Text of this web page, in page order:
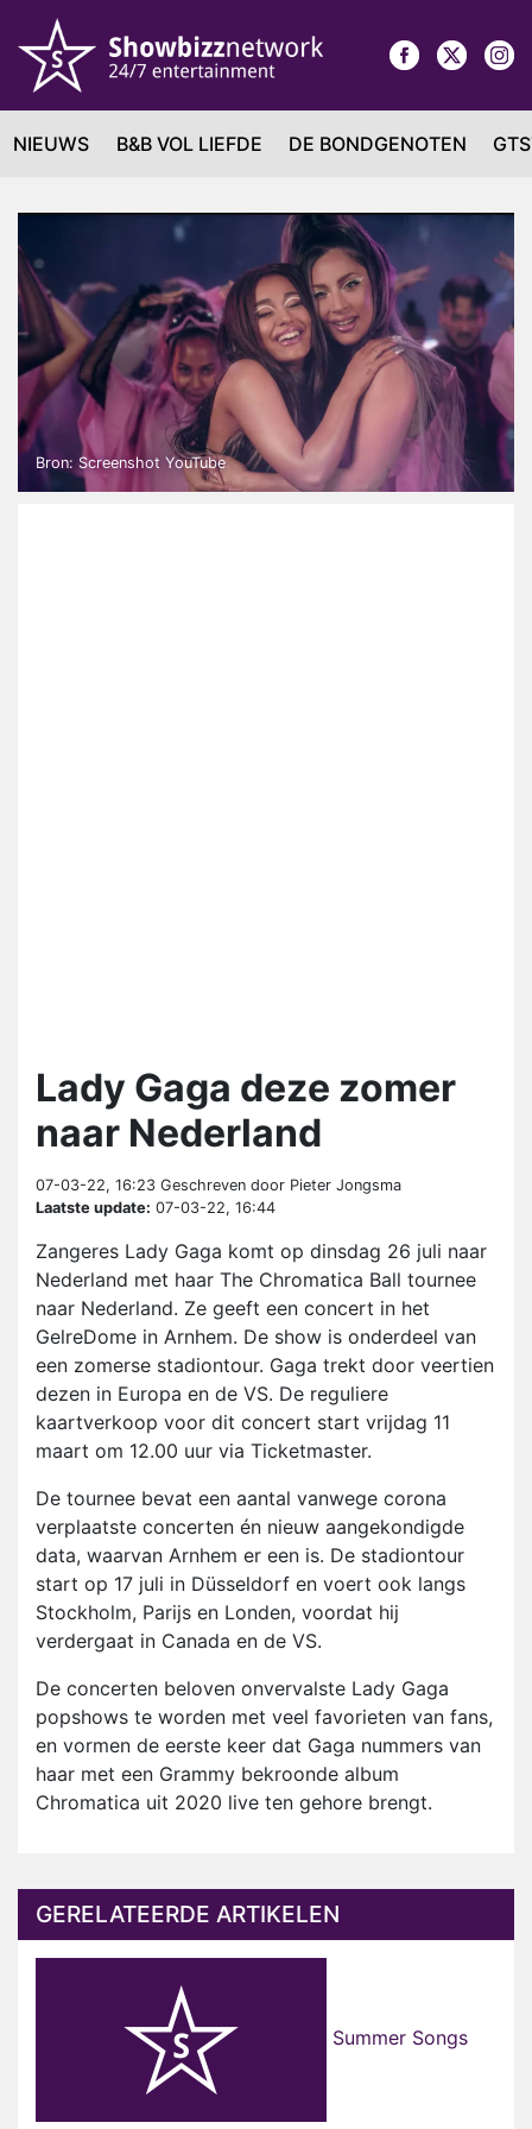
NIEUWS B&B VOL LIEFDE DE BONDGENOTEN
Bron: Screenshot YouTube
Lady Gaga deze zomer
naar Nederland
07-03-22, 16:23 Geschreven door Pieter Jongsma
Laatste update: 07-03-22, 16:44
Zangeres Lady Gaga komt op dinsdag 26 juli naar
Nederland met haar The Chromatica Ball tournee
naar Nederland. Ze geeft een concert in het
GelreDome in Arnhem. De show is onderdeel van
een zomerse stadiontour. Gaga trekt door veertien
dezen in Europa en de VS. De reguliere
kaartverkoop voor dit concert start vrijdag 11
maart om 12.00 uur via Ticketmaster.
De tournee bevat een aantal vanwege corona
verplaatste concerten én nieuw aangekondigde
data, waarvan Arnhem er een is. De stadiontour
start op 17 juli in Düsseldorf en voert ook langs
Stockholm, Parijs en Londen, voordat hij
verdergaat in Canada en de VS.
De concerten beloven onvervalste Lady Gaga
popshows te worden met veel favorieten van fans,
en vormen de eerste keer dat Gaga nummers van
haar met een Grammy bekroonde album
Chromatica uit 2020 live ten gehore brengt.
GERELATEERDE ARTIKELEN
Summer Songs